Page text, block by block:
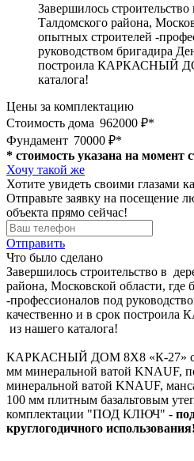
Завершилось
Талдомского района,
опытных строителей -
руководством бригадира
построила КАРКАСНЫЙ
каталога!
Цены за комплектацию
Стоимость дома 962000 ₽*
Фундамент 70000 ₽*
* стоимость указана на момент
Хочу такой же
Хотите увидеть своими глазами
Отправьте заявку на посещение
объекта прямо сейчас!
Отправить
Что было сделано
Завершилось строительство в
района, Московской области, где
-профессионалов под
качественно и в срок
из нашего каталога!
КАРКАСНЫЙ ДОМ 8Х8 «К-27» с
мм минеральной ватой KNAUF,
минеральной ватой KNAUF,
100 мм плитным базальтовым
комплектации "ПОД КЛЮЧ" -
круглогодичного использования!